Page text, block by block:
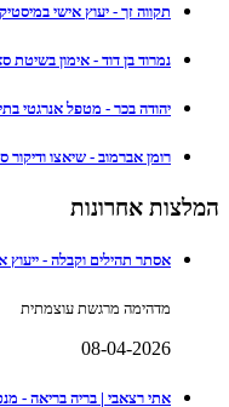
תקווה זך - יעוץ אישי
נמרוד בן דוד - אימון בשיטת
יהודה בכר - מטפל אנרגטי
רומן אברמוב - שיאצו ודיקור
המלצות אחרונות
אסתר תהילים וקבלה - ייעוץ
מדהימה מרגשת עוצמתית
08-04-2026
אתי רצאבי | בריה בריאה -